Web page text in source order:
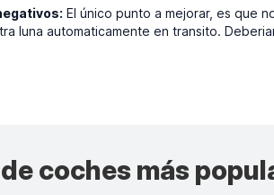
El único punto a mejorar, es que
luna automaticamente en transito.
coches más